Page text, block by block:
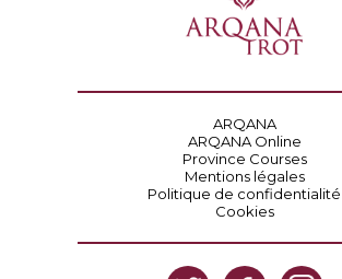
ARQANA
ARQANA Online
Province Courses
Mentions légales
Politique de confidentialité
Cookies